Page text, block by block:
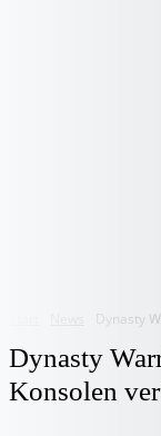
Dynasty
Dynasty
Konsolen